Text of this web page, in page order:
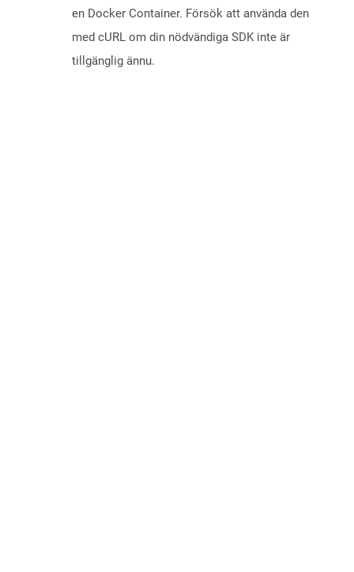
en Docker Container. Försök att använda den
med cURL om din nödvändiga SDK inte är
tillgänglig ännu.